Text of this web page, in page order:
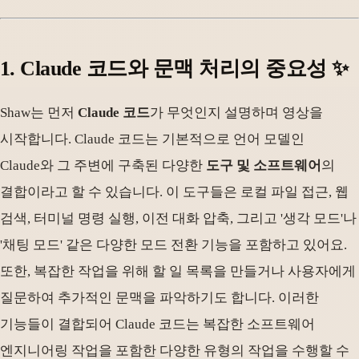
1. Claude 코드와 문맥 처리의 중요성 ✨
Shaw는 먼저 Claude 코드가 무엇인지 설명하며 영상을
시작합니다. Claude 코드는 기본적으로 언어 모델인
Claude와 그 주변에 구축된 다양한 도구 및 소프트웨어 의
결합이라고 할 수 있습니다. 이 도구들은 로컬 파일 접근, 웹
검색, 터미널 명령 실행, 이전 대화 압축, 그리고 '생각 모드'나
'채팅 모드' 같은 다양한 모드 전환 기능을 포함하고 있어요.
또한, 복잡한 작업을 위해 할 일 목록을 만들거나 사용자에게
질문하여 추가적인 문맥을 파악하기도 합니다. 이러한
기능들이 결합되어 Claude 코드는 복잡한 소프트웨어
엔지니어링 작업을 포함한 다양한 유형의 작업을 수행할 수